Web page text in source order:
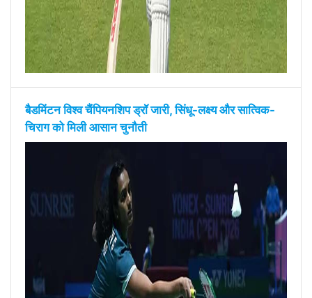
बैडमिंटन विश्व चैंपियनशिप ड्रॉ जारी, सिंधू-लक्ष्य और सात्विक-
चिराग को मिली आसान चुनौती